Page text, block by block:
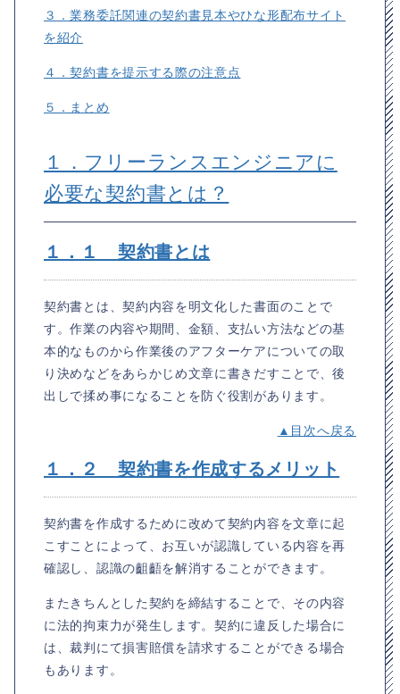
３．業務委託関連の契約書見本やひな形配布サイト
を紹介
４．契約書を提示する際の注意点
５．まとめ
１．フリーランスエンジニアに
必要な契約書とは？
１．１ 契約書とは
契約書とは、契約内容を明文化した書面のことで
す。作業の内容や期間、金額、支払い方法などの基
本的なものから作業後のアフターケアについての取
り決めなどをあらかじめ文章に書きだすことで、後
出しで揉め事になることを防ぐ役割があります。
▲目次へ戻る
１．２ 契約書を作成するメリット
契約書を作成するために改めて契約内容を文章に起
こすことによって、お互いが認識している内容を再
確認し、認識の齟齬を解消することができます。
またきちんとした契約を締結することで、その内容
に法的拘束力が発生します。契約に違反した場合に
は、裁判にて損害賠償を請求することができる場合
もあります。